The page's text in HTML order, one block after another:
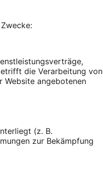
die Verarbeitung von
Website angebotenen
(z. B.
zur Bekämpfung